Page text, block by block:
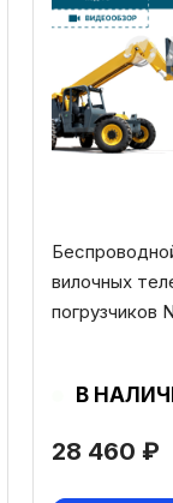
28 460 ₽
вилочных
погрузчиков
В